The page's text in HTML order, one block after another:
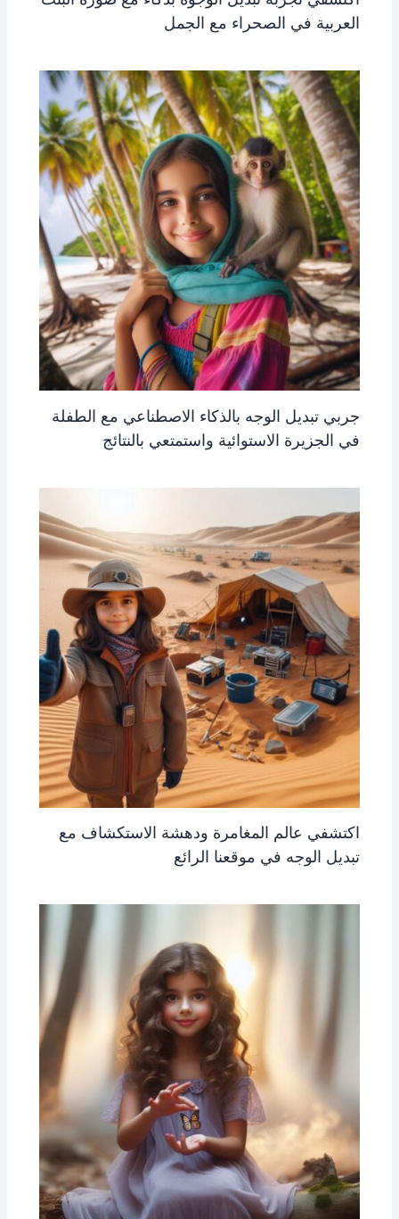
العربية في الصحراء مع الجمل
جربي تبديل الوجه بالذكاء الاصطناعي مع الطفلة
في الجزيرة الاستوائية واستمتعي بالنتائج
اكتشفي عالم المغامرة ودهشة الاستكشاف مع
تبديل الوجه في موقعنا الرائع